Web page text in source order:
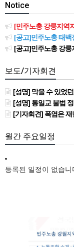
Notice
[민주노총 강릉지역지부]
[공고]민주노총 태백정
[공고]민주노총 강릉
보도/기자회견
[성명] 막을 수 있었던 죽음, HL만도가
[성명] 통일교 불법 정
[기자회견] 폭염은 재난이다! 폭염으
월간 주요일정
등록된 일정이 없습니